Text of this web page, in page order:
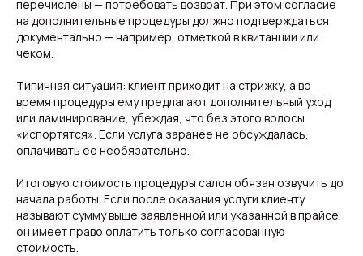
перечислены — потребовать возврат. При этом согласие
на дополнительные процедуры должно подтверждаться
документально — например, отметкой в квитанции или
чеком.
Типичная ситуация: клиент приходит на стрижку, а во
время процедуры ему предлагают дополнительный уход
или ламинирование, убеждая, что без этого волосы
«испортятся». Если услуга заранее не обсуждалась,
оплачивать ее необязательно.
Итоговую стоимость процедуры салон обязан озвучить до
начала работы. Если после оказания услуги клиенту
называют сумму выше заявленной или указанной в прайсе,
он имеет право оплатить только согласованную
стоимость.